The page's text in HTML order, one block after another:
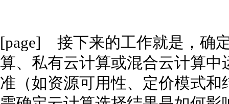
[page] 接下来的工作就是，确
算、私有云计算或混合云计算
准（如资源可用性、定价模式